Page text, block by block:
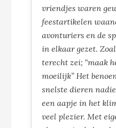
vriendjes waren
feestartikelen
avonturiers en de
in elkaar gezet.
terecht zei; “maak
moeilijk” Het
snelste dieren
een aapje in het
veel plezier. Met